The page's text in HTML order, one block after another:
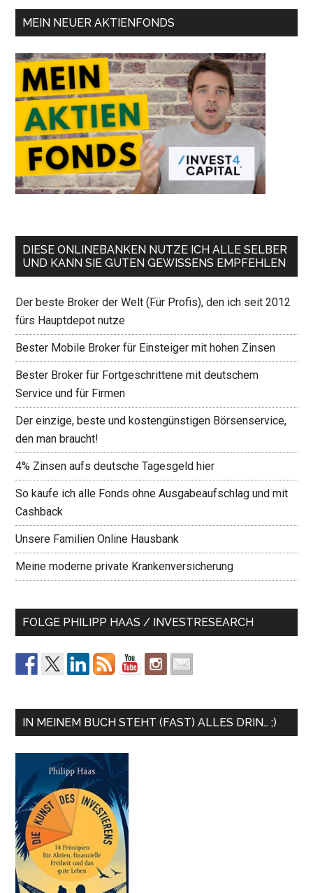
MEIN NEUER AKTIENFONDS
DIESE ONLINEBANKEN NUTZE ICH ALLE SELBER
UND KANN SIE GUTEN GEWISSENS EMPFEHLEN
Der beste Broker der Welt (Für Profis), den ich seit 2012
fürs Hauptdepot nutze
Bester Mobile Broker für Einsteiger mit hohen Zinsen
Bester Broker für Fortgeschrittene mit deutschem
Service und für Firmen
Der einzige, beste und kostengünstigen Börsenservice,
den man braucht!
4% Zinsen aufs deutsche Tagesgeld hier
So kaufe ich alle Fonds ohne Ausgabeaufschlag und mit
Cashback
Unsere Familien Online Hausbank
Meine moderne private Krankenversicherung
FOLGE PHILIPP HAAS / INVESTRESEARCH
IN MEINEM BUCH STEHT (FAST) ALLES DRIN… ;)